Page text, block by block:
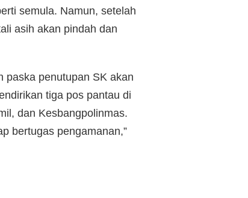
semula. Namun, setelah
asih akan pindah dan
paska penutupan SK akan
tiga pos pantau di
dan Kesbangpolinmas.
bertugas pengamanan,”